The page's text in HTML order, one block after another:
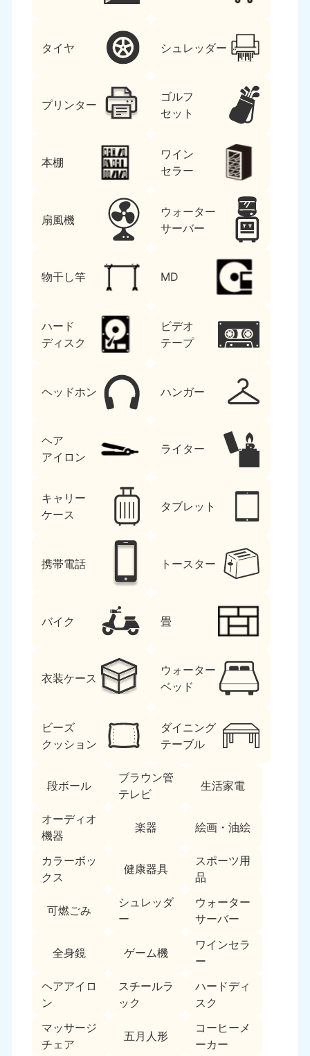
タイヤ シュレッダー
プリンター
ゴルフ
セット
本棚
ワイン
セラー
扇風機
ウォーター
サーバー
物干し竿 MD
ハード
ディスク
ビデオ
テープ
ヘッドホン ハンガー
ヘア
アイロン
ライター
キャリー
ケース
タブレット
携帯電話 トースター
バイク 畳
衣装ケース
ウォーター
ベッド
ビーズ
クッション
ダイニング
テーブル
段ボール
ブラウン管
テレビ
生活家電
オーディオ
機器
楽器 絵画・油絵
カラーボッ
クス
健康器具
スポーツ用
品
可燃ごみ
シュレッダ
ー
ウォーター
サーバー
全身鏡 ゲーム機
ワインセラ
ー
ヘアアイロ
ン
スチールラ
ック
ハードディ
スク
マッサージ
チェア
五月人形
コーヒーメ
ーカー
北海道・東北
050-1881-5277
9:00〜19:00 年中無休
050-1881-5276
9:00〜19:00 年中無休
岩手県
9:00〜19:00 年中無休 9:00〜19:00 年中無休
050-1881-5273
9:00〜19:00 年中無休
050-1881-5272
9:00〜19:00 年中無休